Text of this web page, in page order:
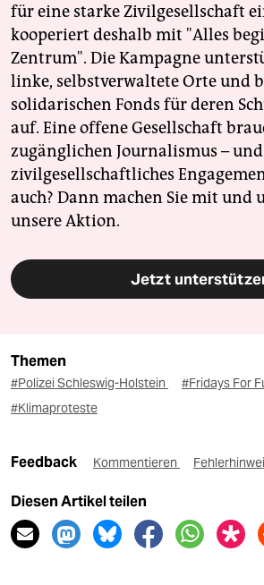
für eine starke Zivilgesellschaft
kooperiert deshalb mit "Alles
Zentrum". Die Kampagne
linke, selbstverwaltete Orte und
solidarischen Fonds für deren
auf. Eine offene Gesellschaft
zugänglichen Journalismus – und
zivilgesellschaftliches
auch? Dann machen Sie mit und
unsere Aktion.
Jetzt
Themen
#Polizei Schleswig-Holstein #Fridays For
#Klimaproteste
Feedback Kommentieren
Diesen Artikel teilen